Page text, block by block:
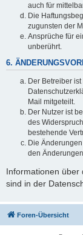
auch für
Die
zugunsten der
Ansprüche für
unberührt.
6.
Der Betreiber
Mail mitgeteilt.
Der Nutzer ist
des
bestehende
Die
den
Informationen über
sind in der
Foren-Übersicht